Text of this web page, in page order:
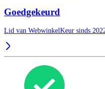
Goedgekeurd
Lid van WebwinkelKeur sinds